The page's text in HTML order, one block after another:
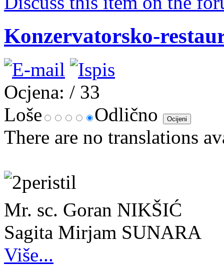
Konzervatorsko-
Ocjena: / 33
Loše
Odlično
There are no translations
Mr. sc. Goran NIKŠIĆ
Sagita Mirjam SUNARA
Više...